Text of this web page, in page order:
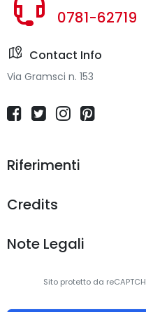
0781-62719
Contact Info
Via Gramsci n. 153
Riferimenti
Credits
Note Legali
Sito protetto da